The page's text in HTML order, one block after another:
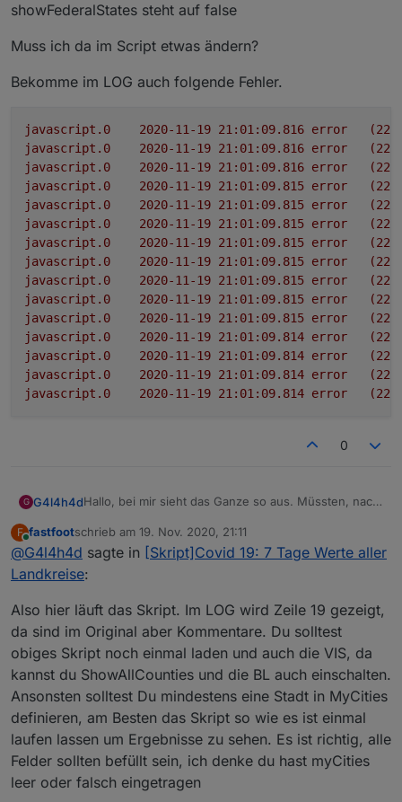
showFederalStates steht auf false
Muss ich da im Script etwas ändern?
Bekomme im LOG auch folgende Fehler.
javascript.0 error
javascript.0
error
javascript.0
error
javascript.0
error
javascript.0
error
javascript.0
error
javascript.0
error
javascript.0
error
javascript.0
error
javascript.0
error
javascript.0
error
javascript.0
error
javascript.0
error
javascript.0
error
javascript.0
error
0
G G4l4h4dHallo, bei mir sieht das Ganze so aus. Müssten, nach
werden?
Json zeigt nichts an
showAllCounties steht auf false
showFederalStates steht auf false
Muss ich da im Script etwas ändern?
Bekomme im LOG auch folgende Fehler.
javascript.0	2020-11-19 21:01:09.816
javascript.0	2020-11-19 21:01:09.816
javascript.0	2020-11-19 21:01:09.816
javascript.0	2020-11-19 21:01:09.815
javascript.0	2020-11-19 21:01:09.815
javascript.0	2020-11-19 21:01:09.815
javascript.0	2020-11-19 21:01:09.815
javascript.0	2020-11-19 21:01:09.815
javascript.0	2020-11-19 21:01:09.815
javascript.0	2020-11-19 21:01:09.815
F
Online
fastfootschrieb am 19. Nov. 2020, 21:11
zuletzt editiert von
@G4l4h4d sagte in [Skript]Covid 19: 7 Tage Werte aller
Landkreise:
Also hier läuft das Skript. Im LOG wird Zeile 19 gezeigt,
da sind im Original aber Kommentare. Du solltest
obiges Skript noch einmal laden und auch die VIS, da
kannst du ShowAllCounties und die BL auch einschalten.
Ansonsten solltest Du mindestens eine Stadt in MyCities
definieren, am Besten das Skript so wie es ist einmal
laufen lassen um Ergebnisse zu sehen. Es ist richtig, alle
Felder sollten befüllt sein, ich denke du hast myCities
leer oder falsch eingetragen